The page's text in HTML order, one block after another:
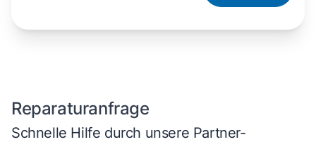
Reparaturanfrage
Schnelle Hilfe durch unsere Partner-